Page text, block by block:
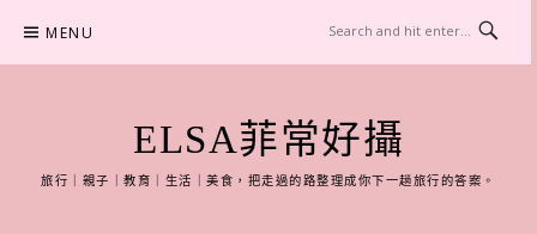
content
MENU
ELSA菲常好攝
旅行｜親子｜教育｜生活｜美食，把走過的路整理成你下一趟旅行的答案。